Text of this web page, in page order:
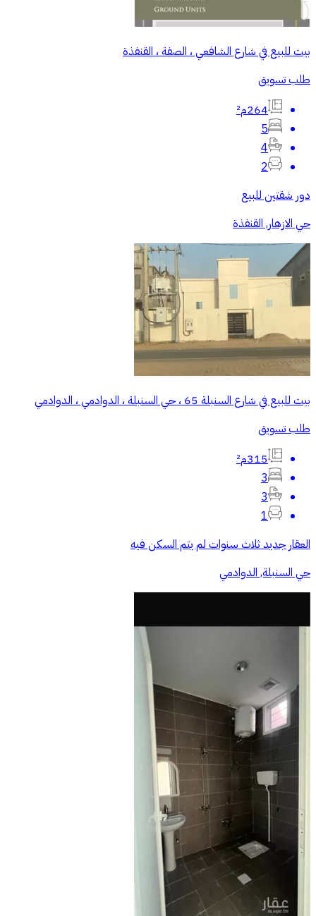
بيت للبيع في شارع الشافعي ، الصفة ، القنفذة
طلب تسويق
264م²
5
4
2
دور شقتين للبيع
حي الازهار, القنفذة
بيت للبيع في شارع السنبلة 65 ، حي السنبلة ، الدوادمي ، الدوادمي
طلب تسويق
315م²
3
3
1
العقار جديد ثلاث سنوات لم يتم السكن فيه
حي السنبلة, الدوادمي